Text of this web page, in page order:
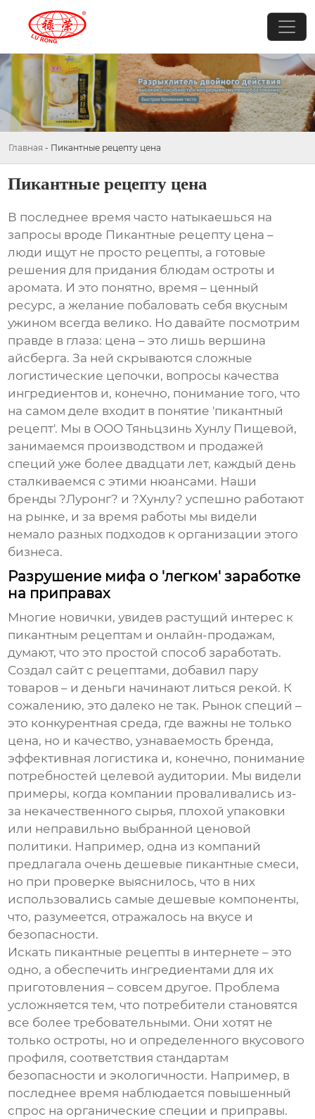
Главная - Пикантные рецепту цена
Пикантные рецепту цена
В последнее время часто натыкаешься на
запросы вроде Пикантные рецепту цена –
люди ищут не просто рецепты, а готовые
решения для придания блюдам остроты и
аромата. И это понятно, время – ценный
ресурс, а желание побаловать себя вкусным
ужином всегда велико. Но давайте посмотрим
правде в глаза: цена – это лишь вершина
айсберга. За ней скрываются сложные
логистические цепочки, вопросы качества
ингредиентов и, конечно, понимание того, что
на самом деле входит в понятие 'пикантный
рецепт'. Мы в ООО Тяньцзинь Хунлу Пищевой,
занимаемся производством и продажей
специй уже более двадцати лет, каждый день
сталкиваемся с этими нюансами. Наши
бренды ?Луронг? и ?Хунлу? успешно работают
на рынке, и за время работы мы видели
немало разных подходов к организации этого
бизнеса.
Разрушение мифа о 'легком' заработке
на приправах
Многие новички, увидев растущий интерес к
пикантным рецептам и онлайн-продажам,
думают, что это простой способ заработать.
Создал сайт с рецептами, добавил пару
товаров – и деньги начинают литься рекой. К
сожалению, это далеко не так. Рынок специй –
это конкурентная среда, где важны не только
цена, но и качество, узнаваемость бренда,
эффективная логистика и, конечно, понимание
потребностей целевой аудитории. Мы видели
примеры, когда компании проваливались из-
за некачественного сырья, плохой упаковки
или неправильно выбранной ценовой
политики. Например, одна из компаний
предлагала очень дешевые пикантные смеси,
но при проверке выяснилось, что в них
использовались самые дешевые компоненты,
что, разумеется, отражалось на вкусе и
безопасности.
Искать пикантные рецепты в интернете – это
одно, а обеспечить ингредиентами для их
приготовления – совсем другое. Проблема
усложняется тем, что потребители становятся
все более требовательными. Они хотят не
только остроты, но и определенного вкусового
профиля, соответствия стандартам
безопасности и экологичности. Например, в
последнее время наблюдается повышенный
спрос на органические специи и приправы.